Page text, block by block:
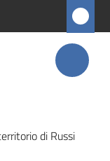
di Russi